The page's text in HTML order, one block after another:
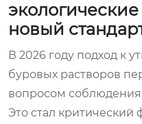
новый
В 2026 году подход к
буровых растворов
вопросом
Это стал критический